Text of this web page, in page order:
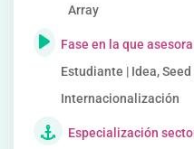
Array
Fase en la que asesora
Estudiante | Idea,
Internacionalización
Especialización